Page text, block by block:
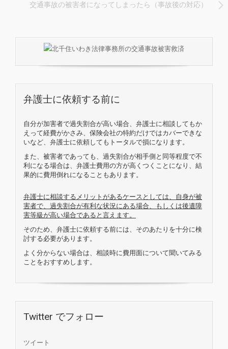
交通事故の被害者になってしまったら（事故後の対応）
弁護士に依頼する前に
自分が加害者で過失割合が高い場合、弁護士に相談してもか
えって経費がかさみ、保険会社の特約だけではカバーできな
いなど、弁護士に依頼してもトータルで損になります。
また、被害者であっても、過失割合が相手側と同等程度で不
利になる場合は、弁護士費用の方が高くつくことになり、結
果的に費用倒れになることもあります。
弁護士に相談するメリットがあるケースとしては、自身が被
害者で、過失割合が有利な状況にある場合、もしくは後遺障
害等級が高い場合であると言えます。
そのため、弁護士に依頼する前には、そのあたりを十分に検
討する必要があります。
よく分からない場合は、相談時に費用面について聞いてみる
ことをおすすめします。
Twitter でフォロー
ツイート